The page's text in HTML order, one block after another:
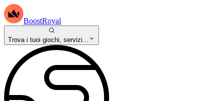
BoostRoyal
Trova i tuoi giochi, servizi...